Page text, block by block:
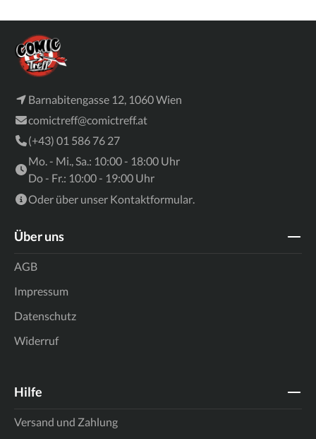
Barnabitengasse 12, 1060 Wien
comictreff@comictreff.at
(+43) 01 586 76 27
Mo. - Mi., Sa.: 10:00 - 18:00 Uhr
Do - Fr.: 10:00 - 19:00 Uhr
Oder über unser Kontaktformular.
Über uns
AGB
Impressum
Datenschutz
Widerruf
Hilfe
Versand und Zahlung